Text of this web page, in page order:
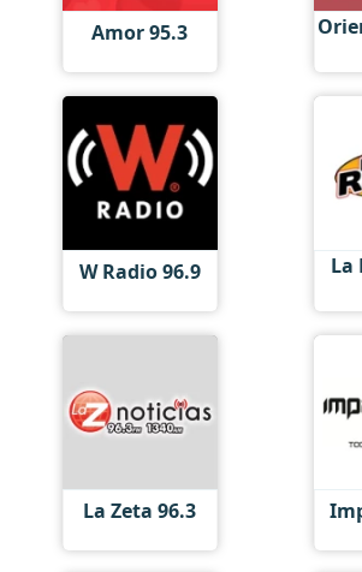
Amor 95.3
W Radio 96.9 La
La Zeta 96.3